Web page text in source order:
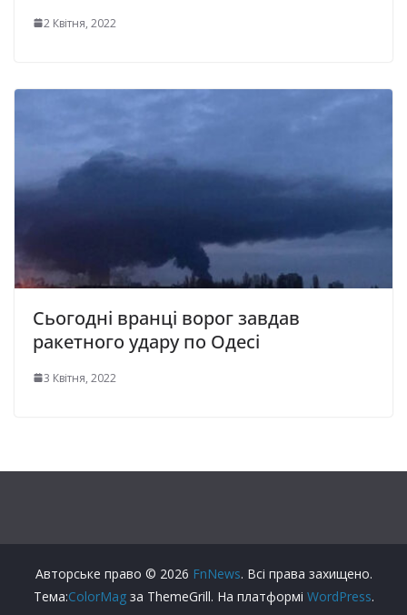
2 Квітня, 2022
Сьогодні вранці ворог завдав
ракетного удару по Одесі
3 Квітня, 2022
Авторське право © 2026 FnNews. Всі права захищено.
Тема:ColorMagза ThemeGrill. На платформі WordPress.